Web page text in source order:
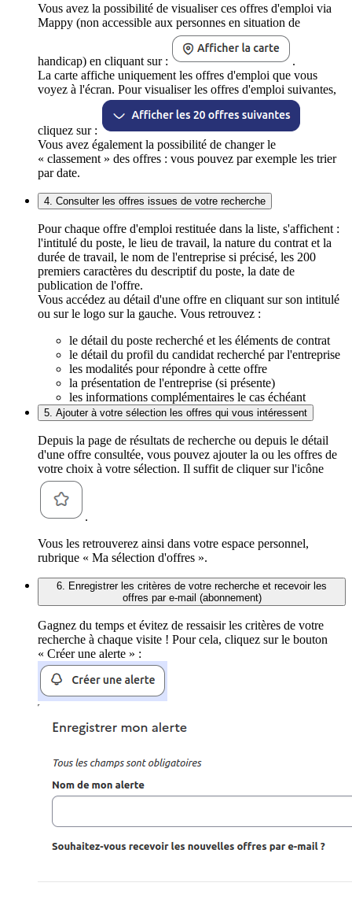
Vous avez la possibilité de visualiser ces offres d'emploi via
Mappy (non accessible aux personnes en situation de
handicap) en cliquant sur :
.
La carte affiche uniquement les offres d'emploi que vous
voyez à l'écran. Pour visualiser les offres d'emploi suivantes,
cliquez sur :
Vous avez également la possibilité de changer le
« classement » des offres : vous pouvez par exemple les trier
par date.
4. Consulter les offres issues de votre recherche
Pour chaque offre d'emploi restituée dans la liste, s'affichent :
l'intitulé du poste, le lieu de travail, la nature du contrat et la
durée de travail, le nom de l'entreprise si précisé, les 200
premiers caractères du descriptif du poste, la date de
publication de l'offre.
Vous accédez au détail d'une offre en cliquant sur son intitulé
ou sur le logo sur la gauche. Vous retrouvez :
le détail du poste recherché et les éléments de contrat
le détail du profil du candidat recherché par l'entreprise
les modalités pour répondre à cette offre
la présentation de l'entreprise (si présente)
les informations complémentaires le cas échéant
5. Ajouter à votre sélection les offres qui vous intéressent
Depuis la page de résultats de recherche ou depuis le détail
d'une offre consultée, vous pouvez ajouter la ou les offres de
votre choix à votre sélection. Il suffit de cliquer sur l'icône
.
Vous les retrouverez ainsi dans votre espace personnel,
rubrique « Ma sélection d'offres ».
6. Enregistrer les critères de votre recherche et recevoir les
offres par e-mail (abonnement)
Gagnez du temps et évitez de ressaisir les critères de votre
recherche à chaque visite ! Pour cela, cliquez sur le bouton
« Créer une alerte » :